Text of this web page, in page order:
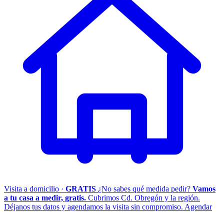
Visita a domicilio · GRATIS ¿No sabes qué medida pedir? Vamos
a tu casa a medir, gratis. Cubrimos Cd. Obregón y la región.
Déjanos tus datos y agendamos la visita sin compromiso. Agendar